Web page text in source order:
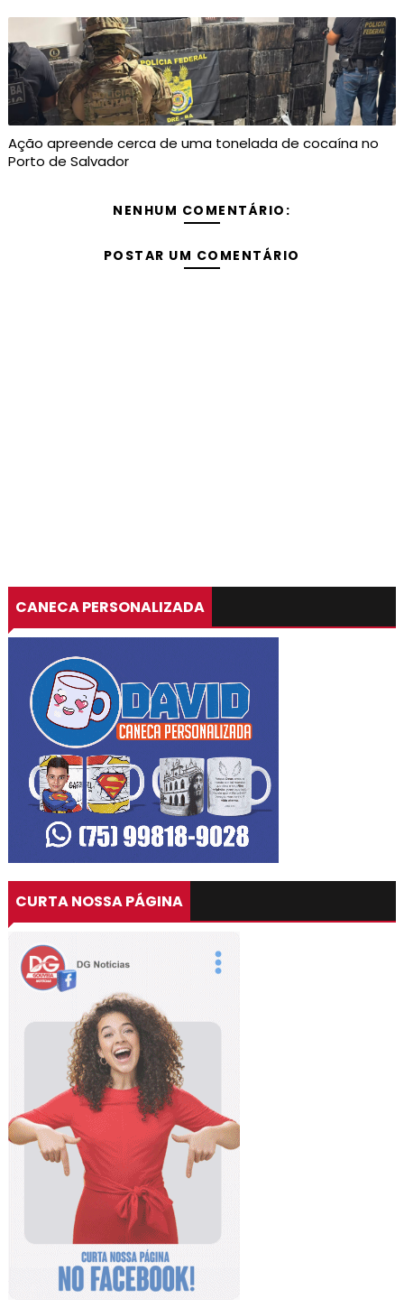
Ação apreende cerca de uma tonelada de cocaína no
Porto de Salvador
NENHUM COMENTÁRIO:
POSTAR UM COMENTÁRIO
CANECA PERSONALIZADA
CURTA NOSSA PÁGINA